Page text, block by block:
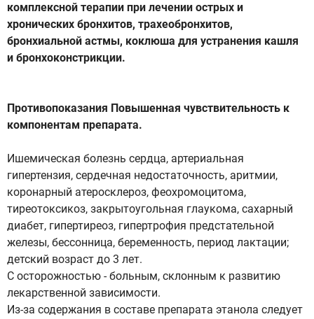
комплексной терапии при лечении острых и
хронических бронхитов, трахеобронхитов,
бронхиальной астмы, коклюша для устранения кашля
и бронхоконстрикции.
Противопоказания Повышенная чувствительность к
компонентам препарата.
Ишемическая болезнь сердца, артериальная
гипертензия, сердечная недостаточность, аритмии,
коронарный атеросклероз, феохромоцитома,
тиреотоксикоз, закрытоугольная глаукома, сахарный
диабет, гипертиреоз, гипертрофия предстательной
железы, бессонница, беременность, период лактации;
детский возраст до 3 лет.
С осторожностью - больным, склонным к развитию
лекарственной зависимости.
Из-за содержания в составе препарата этанола следует